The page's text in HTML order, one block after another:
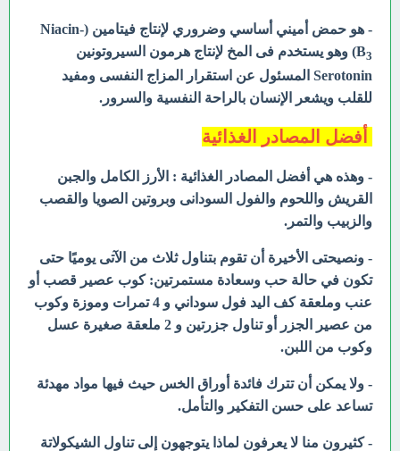
- هو حمض أميني أساسي وضروري لإنتاج فيتامين (Niacin-
B3
) وهو يستخدم فى المخ لإنتاج هرمون السيروتونين
Serotonin المسئول عن استقرار المزاج النفسى ومفيد
للقلب ويشعر الإنسان بالراحة النفسية والسرور.
أفضل المصادر الغذائية
- وهذه هي أفضل المصادر الغذائية : الأرز الكامل والجبن
القريش واللحوم والفول السودانى وبروتين الصويا والقصب
والزبيب والتمر.
- ونصيحتى الأخيرة أن تقوم بتناول ثلاث من الآتى يوميًا حتى
تكون في حالة حب وسعادة مستمرتين: كوب عصير قصب أو
عنب وملعقة كف اليد فول سوداني و 4 تمرات وموزة وكوب
من عصير الجزر أو تناول جزرتين و 2 ملعقة صغيرة عسل
وكوب من اللبن.
- ولا يمكن أن تترك فائدة أوراق الخس حيث فيها مواد مهدئة
تساعد على حسن التفكير والتأمل.
- كثيرون منا لا يعرفون لماذا يتوجهون إلى تناول الشيكولاتة